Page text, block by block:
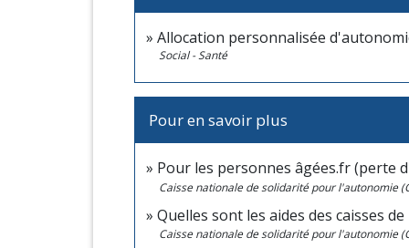
Allocation personnalisée
Social - Santé
Pour en savoir plus
Pour les personnes âgées.fr (perte
Caisse nationale de solidarité pour l'autonomie
Quelles sont les aides des caisses
Caisse nationale de solidarité pour l'autonomie